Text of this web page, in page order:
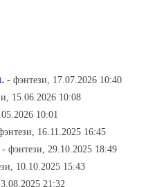
- фэнтези, 17.07.2026 10:40
15.06.2026 10:08
10:01
16.11.2025 16:45
- фэнтези, 29.10.2025 18:49
10.10.2025 15:43
21:32